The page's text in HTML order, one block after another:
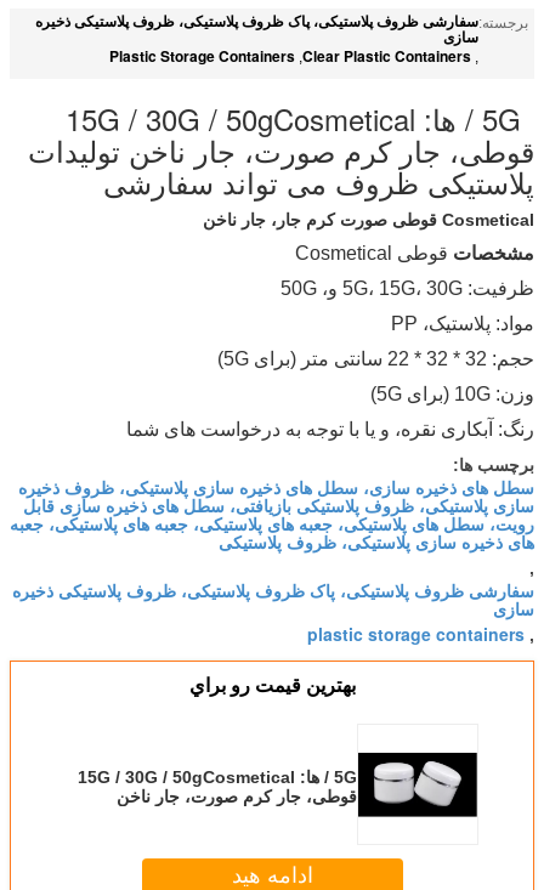
برجسته:سفارشی ظروف پلاستیکی، پاک ظروف پلاستیکی، ظروف پلاستیکی ذخیره
سازی
,
Clear Plastic Containers
,
Plastic Storage Containers
5G / ها: 15G / 30G / 50gCosmetical
قوطی، جار کرم صورت، جار ناخن تولیدات
پلاستیکی ظروف می تواند سفارشی
Cosmetical قوطی صورت کرم جار، جار ناخن
مشخصات قوطی Cosmetical
ظرفیت: 5G، 15G، 30G و، 50G
مواد: پلاستیک، PP
حجم: 32 * 32 * 22 سانتی متر (برای 5G)
وزن: 10G (برای 5G)
رنگ: آبکاری نقره، و یا با توجه به درخواست های شما
برچسب ها:
سطل های ذخیره سازی، سطل های ذخیره سازی پلاستیکی، ظروف ذخیره
سازی پلاستیکی، ظروف پلاستیکی بازیافتی، سطل های ذخیره سازی قابل
رویت، سطل های پلاستیکی، جعبه های پلاستیکی، جعبه های پلاستیکی، جعبه
های ذخیره سازی پلاستیکی، ظروف پلاستیکی
,
سفارشی ظروف پلاستیکی، پاک ظروف پلاستیکی، ظروف پلاستیکی ذخیره
سازی
,
plastic storage containers
بهترين قيمت رو براي
5G / ها: 15G / 30G / 50gCosmetical
قوطی، جار کرم صورت، جار ناخن
ادامه هید